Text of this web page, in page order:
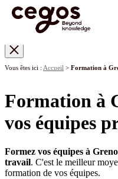
Vous êtes ici : Accueil > Formation à
Formation à
vos équipes
Formez vos équipes à
travail. C'est le meilleur
formation de vos équipes.